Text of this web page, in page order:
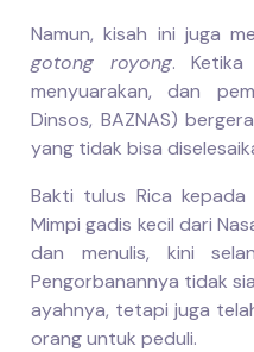
Namun, kisah ini juga
gotong royong. Ketika
menyuarakan, dan
Dinsos, BAZNAS)
yang tidak bisa
Bakti tulus Rica
Mimpi gadis kecil dari
dan menulis, kini
Pengorbanannya tidak
ayahnya, tetapi juga
orang untuk peduli.